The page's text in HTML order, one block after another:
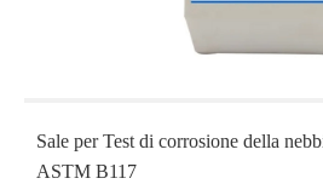
Sale per Test di corrosione della
ASTM B117